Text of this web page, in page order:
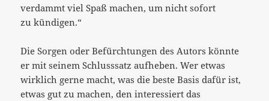
verdammt viel Spaß machen, um nicht sofort
zu kündigen.“
Die Sorgen oder Befürchtungen des Autors könnte
er mit seinem Schlusssatz aufheben. Wer etwas
wirklich gerne macht, was die beste Basis dafür ist,
etwas gut zu machen, den interessiert das